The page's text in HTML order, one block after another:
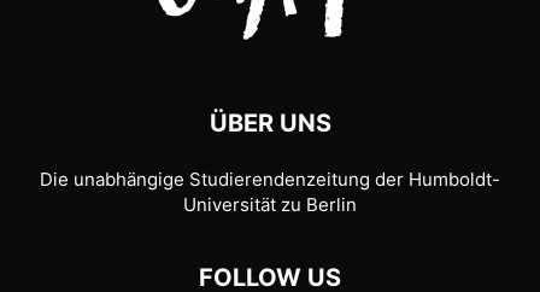
ÜBER UNS
Die unabhängige Studierendenzeitung der Humboldt-
Universität zu Berlin
FOLLOW US